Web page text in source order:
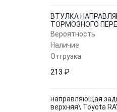
ВТУЛКА
ТОРМОЗНОГО
Вероятность
Наличие
Отгрузка
213 ₽
направляющая
верхняя\ Toyota